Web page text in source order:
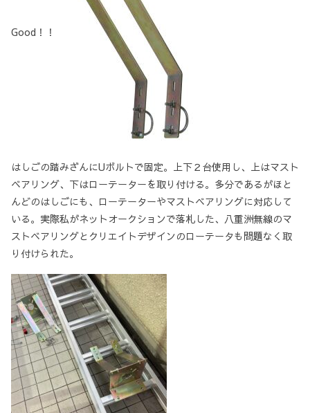
Good！！
はしごの踏みざんにUボルトで固定。上下２台使用し、上はマスト
ベアリング、下はローテーターを取り付ける。多分であるがほと
んどのはしごにも、ローテーターやマストベアリングに対応して
いる。実際私がネットオークションで落札した、八重洲無線のマ
ストベアリングとクリエイトデザインのローテータも問題なく取
り付けられた。